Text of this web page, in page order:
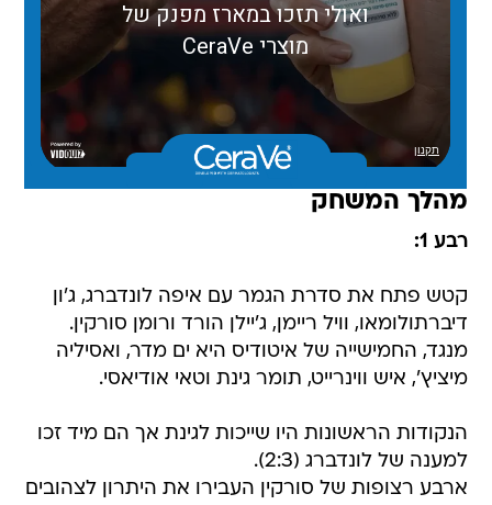
מהלך המשחק
רבע 1:
קטש פתח את סדרת הגמר עם איפה לונדברג, ג'ון
דיברתולומאו, וויל ריימן, ג'יילן הורד ורומן סורקין.
מנגד, החמישייה של איטודיס היא ים מדר, ואסיליה
מיציץ', איש ווינרייט, תומר גינת וטאי אודיאסי.
הנקודות הראשונות היו שייכות לגינת אך הם מיד זכו
למענה של לונדברג (2:3).
ארבע רצופות של סורקין העבירו את היתרון לצהובים